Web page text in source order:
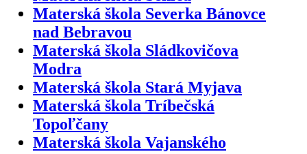
Materská škola Severka Bánovce
nad Bebravou
Materská škola Sládkovičova
Modra
Materská škola Stará Myjava
Materská škola Tríbečská
Topoľčany
Materská škola Vajanského